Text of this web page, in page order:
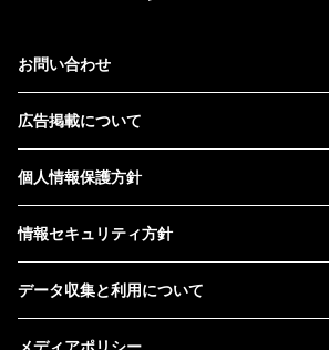
お問い合わせ
広告掲載について
個人情報保護方針
情報セキュリティ方針
データ収集と利用について